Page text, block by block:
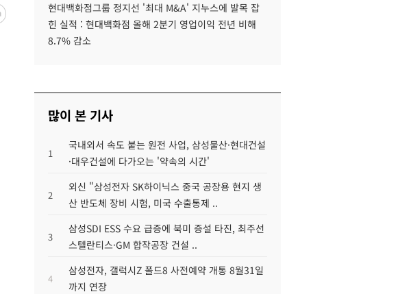
현대백화점그룹 정지선 '최대 M&A' 지누스에 발목 잡
힌 실적 : 현대백화점 올해 2분기 영업이익 전년 비해
8.7% 감소
많이 본 기사
1
국내외서 속도 붙는 원전 사업, 삼성물산·현대건설
·대우건설에 다가오는 '약속의 시간'
2
외신 "삼성전자 SK하이닉스 중국 공장용 현지 생
산 반도체 장비 시험, 미국 수출통제 ..
3
삼성SDI ESS 수요 급증에 북미 증설 타진, 최주선
스텔란티스·GM 합작공장 건설 ..
4
삼성전자, 갤럭시Z 폴드8 사전예약 개통 8월31일
까지 연장